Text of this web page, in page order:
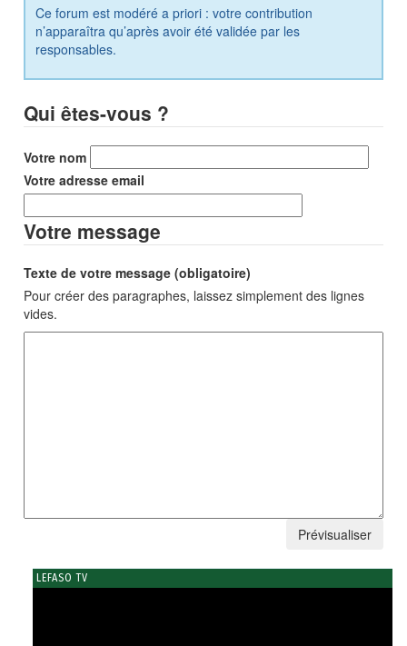
Ce forum est modéré a priori : votre contribution
n’apparaîtra qu’après avoir été validée par les
responsables.
Qui êtes-vous ?
Votre nom
Votre adresse email
Votre message
Texte de votre message (obligatoire)
Pour créer des paragraphes, laissez simplement des lignes
vides.
LEFASO TV